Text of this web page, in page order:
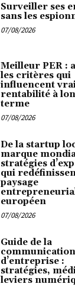
Surveiller ses
sans les
07/08/2026
Meilleur PER :
les critères qui
influencent
rentabilité à
terme
07/08/2026
De la startup
marque
stratégies
qui
paysage
européen
07/08/2026
Guide de la
communication
d’entreprise :
stratégies,
leviers